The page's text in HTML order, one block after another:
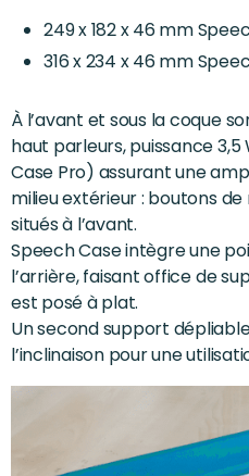
249 x 182 x 46 mm
316 x 234 x 46 mm
À l’avant et sous la coque
haut parleurs, puissance
Case Pro) assurant une
milieu extérieur : boutons
situés à l’avant.
Speech Case intègre une
l’arrière, faisant office de
est posé à plat.
Un second support
l’inclinaison pour une